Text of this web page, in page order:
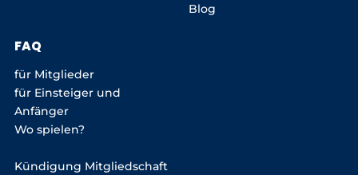
Blog
FAQ
für Mitglieder
für Einsteiger und
Anfänger
Wo spielen?
Kündigung Mitgliedschaft